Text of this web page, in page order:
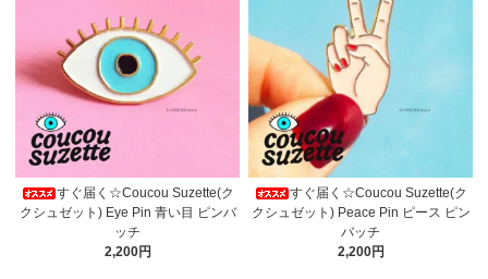
すぐ届く☆Coucou Suzette(ク
クシュゼット) Eye Pin 青い目 ピンバ
ッチ
2,200円
すぐ届く☆Coucou Suzette(ク
クシュゼット) Peace Pin ピース ピン
バッチ
2,200円